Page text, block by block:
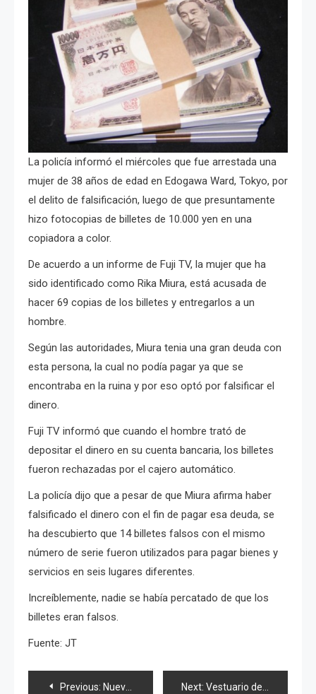
La policía informó el miércoles que fue arrestada una
mujer de 38 años de edad en Edogawa Ward, Tokyo, por
el delito de falsificación, luego de que presuntamente
hizo fotocopias de billetes de 10.000 yen en una
copiadora a color.
De acuerdo a un informe de Fuji TV, la mujer que ha
sido identificado como Rika Miura, está acusada de
hacer 69 copias de los billetes y entregarlos a un
hombre.
Según las autoridades, Miura tenia una gran deuda con
esta persona, la cual no podía pagar ya que se
encontraba en la ruina y por eso optó por falsificar el
dinero.
Fuji TV informó que cuando el hombre trató de
depositar el dinero en su cuenta bancaria, los billetes
fueron rechazadas por el cajero automático.
La policía dijo que a pesar de que Miura afirma haber
falsificado el dinero con el fin de pagar esa deuda, se
ha descubierto que 14 billetes falsos con el mismo
número de serie fueron utilizados para pagar bienes y
servicios en seis lugares diferentes.
Increíblemente, nadie se había percatado de que los
billetes eran falsos.
Fuente: JT
Navegación
Previous: Nuevo sencillo de «S/mileage»: «Tachiagaaru» Next: Vestuario de Yuki Kashiwagi (AKB48) fue robado y luego subastado en linea